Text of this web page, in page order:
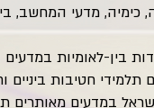
כימיה, מדעי המחשב,
בין-לאומיות
חטיבות ביניים
במדעים מאותרים